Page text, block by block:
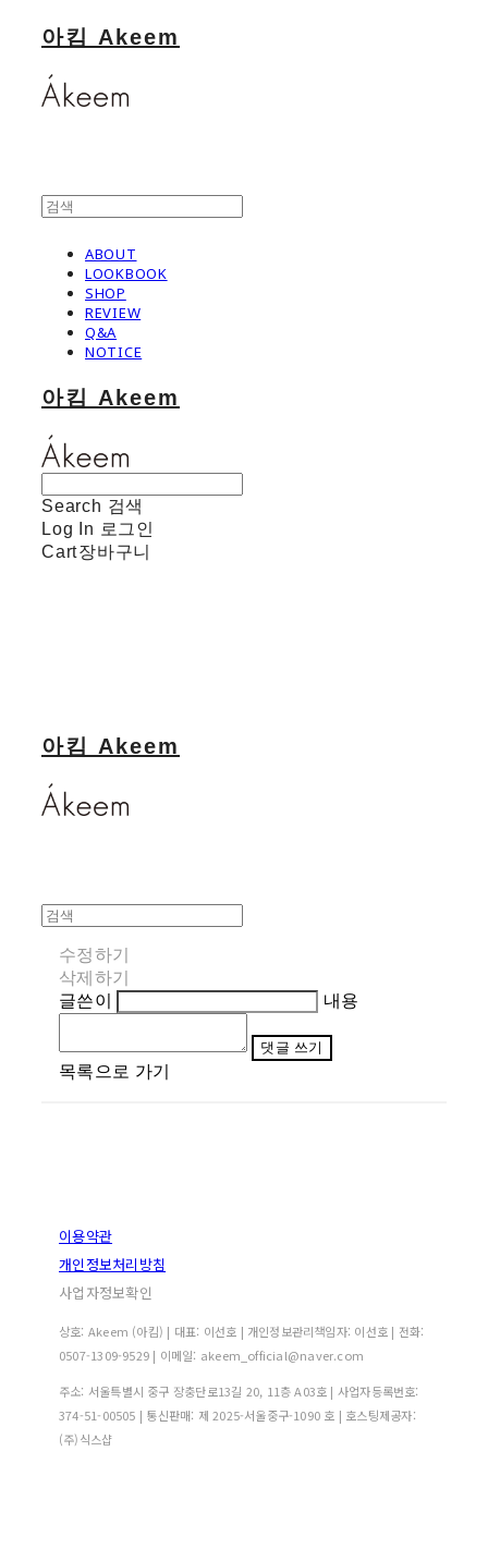
아킴 Akeem
ABOUT
LOOKBOOK
SHOP
REVIEW
Q&A
NOTICE
아킴 Akeem
Search 검색
Log In 로그인
Cart장바구니
아킴 Akeem
수정하기
삭제하기
글쓴이
내용
댓글 쓰기
목록으로 가기
이용약관
개인정보처리방침
사업자정보확인
상호: Akeem (아킴) | 대표: 이선호 | 개인정보관리책임자: 이선호 | 전화:
0507-1309-9529 | 이메일: akeem_official@naver.com
주소: 서울특별시 중구 장충단로13길 20, 11층 A03호 | 사업자등록번호:
374-51-00505 | 통신판매: 제 2025-서울중구-1090 호 | 호스팅제공자:
(주)식스샵